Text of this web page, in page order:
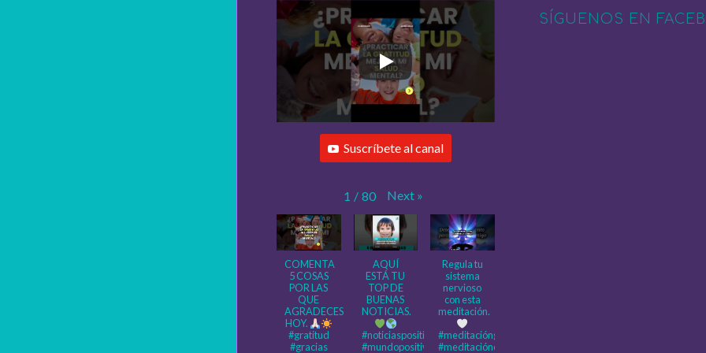
Suscríbete al canal
1 / 80 Next »
COMENTA
5 COSAS
POR LAS
QUE
AGRADECES
HOY.
#gratitud
#gracias
AQUÍ
ESTÁ TU
TOP DE
BUENAS
NOTICIAS.
#noticiaspositivas
#mundopositivo
Regula tu
sistema
nervioso
con esta
meditación.
#meditaciónguiada
#meditacióncorta
SÍGUENOS EN